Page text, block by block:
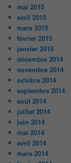
mai 2015
avril 2015
mars 2015
février 2015
janvier 2015
décembre 2014
novembre 2014
octobre 2014
septembre 2014
août 2014
juillet 2014
juin 2014
mai 2014
avril 2014
mars 2014